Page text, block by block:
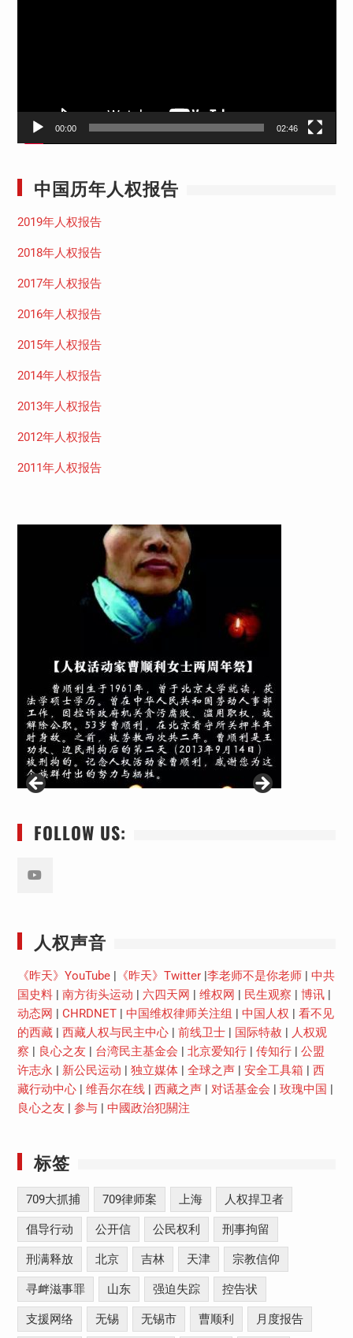
00:00 02:46
中国历年人权报告
2019年人权报告
2018年人权报告
2017年人权报告
2016年人权报告
2015年人权报告
2014年人权报告
2013年人权报告
2012年人权报告
2011年人权报告
FOLLOW US:
人权声音
《昨天》YouTube| 《昨天》Twitter| 李老师不是你老师| 中共
国史料| 南方街头运动 六四天网 维权网 民生观察 博讯|
动态网
CHRDNET| 中国维权律师关注组 中国人权
看不见
的西藏| 西藏人权与民主中心| 前线卫士| 国际特赦
人权观
察
良心之友 台湾民主基金会 北京爱知行| 传知行| 公盟
许志永
新公民运动 独立媒体| 全球之声| 安全工具箱
西
藏行动中心| 维吾尔在线| 西藏之声| 对话基金会 玫瑰中国
良心之友
参与| 中國政治犯關注
标签
709大抓捕 709律师案 上海 人权捍卫者
倡导行动 公开信 公民权利 刑事拘留
刑满释放 北京 吉林 天津 宗教信仰
寻衅滋事罪 山东 强迫失踪 控告状
支援网络 无锡 无锡市 曹顺利 月度报告